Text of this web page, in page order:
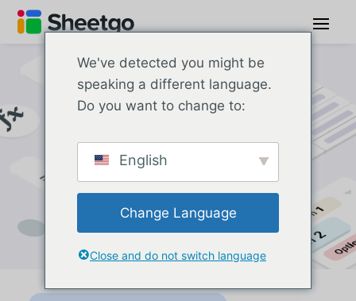
We've detected you might be
speaking a different language.
Do you want to change to:
English
Change Language
Close and do not switch language